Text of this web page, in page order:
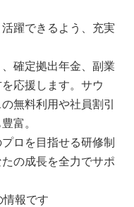
躍できるよう、充実
確定拠出年金、副業
応援します。サウ
無料利用や社員割引
富。
ロを目指せる研修制
の成長を全力でサポ
報です